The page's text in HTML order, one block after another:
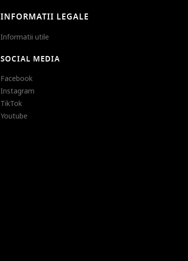
INFORMATII LEGALE
Informatii utile
SOCIAL MEDIA
Facebook
Instagram
TikTok
Youtube